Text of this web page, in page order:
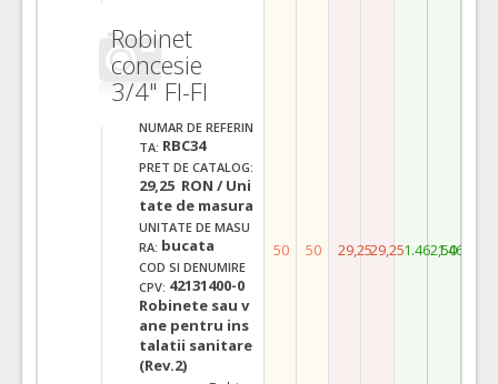
Robinet
concesie
3/4" FI-FI
NUMAR DE REFERIN
TA: RBC34
PRET DE CATALOG:
29,25 RON / Uni
tate de masura
UNITATE DE MASU
RA: bucata
COD SI DENUMIRE
CPV: 42131400-0
Robinete sau v
ane pentru ins
talatii sanitare
(Rev.2)
50 50 29,2529,251.462,501.462,50